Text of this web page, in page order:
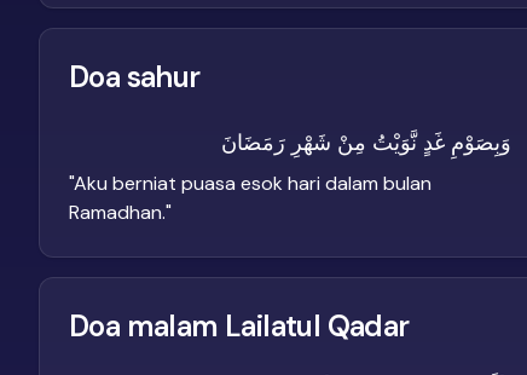
Doa sahur
وَبِصَوْمِ غَدٍ نَّوَيْتُ مِنْ شَهْرِ رَمَضَانَ
"Aku berniat puasa esok hari dalam bulan
Ramadhan."
Doa malam Lailatul Qadar